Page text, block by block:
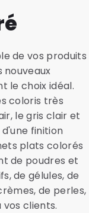
de vos produits
le choix idéal.
coloris très
le gris clair et
finition
plats colorés
de poudres et
de gélules, de
de perles,
clients.